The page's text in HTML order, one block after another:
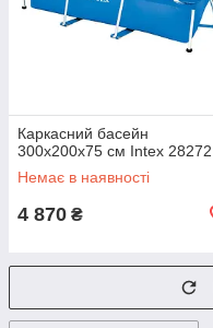
Каркасний басейн
300х200х75 см Іntex 28272
Немає в наявності
4 870 ₴